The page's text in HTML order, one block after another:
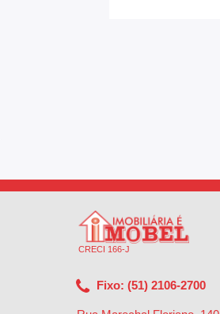
CRECI 166-J
Fixo: (51) 2106-2700